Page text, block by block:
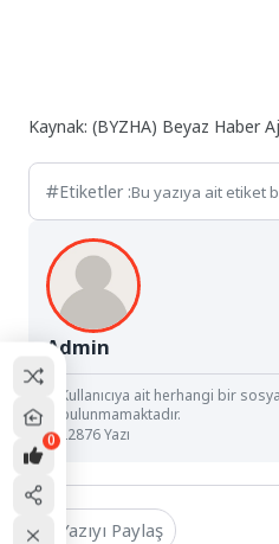
Kaynak: (BYZHA) Beyaz Haber
Etiketler :Bu yazıya ait etiket
Admin
Kullanıcıya ait herhangi bir
bulunmamaktadır.
22876 Yazı
Yazıyı Paylaş
0